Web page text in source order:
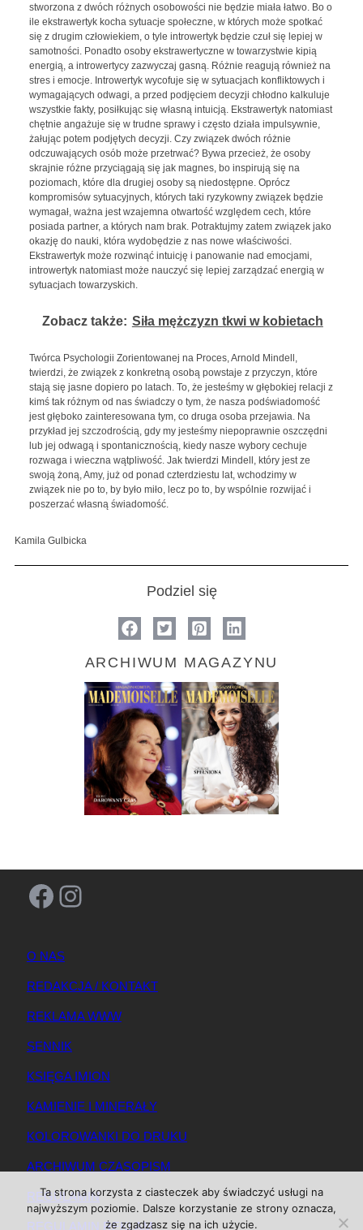
stworzona z dwóch różnych osobowości nie będzie miała łatwo. Bo o
ile ekstrawertyk kocha sytuacje społeczne, w których może spotkać
się z drugim człowiekiem, o tyle introwertyk będzie czuł się lepiej w
samotności. Ponadto osoby ekstrawertyczne w towarzystwie kipią
energią, a introwertycy zazwyczaj gasną. Różnie reagują również na
stres i emocje. Introwertyk wycofuje się w sytuacjach konfliktowych i
wymagających odwagi, a przed podjęciem decyzji chłodno kalkuluje
wszystkie fakty, posiłkując się własną intuicją. Ekstrawertyk natomiast
chętnie angażuje się w trudne sprawy i często działa impulsywnie,
żałując potem podjętych decyzji. Czy związek dwóch różnie
odczuwających osób może przetrwać? Bywa przecież, że osoby
skrajnie różne przyciągają się jak magnes, bo inspirują się na
poziomach, które dla drugiej osoby są niedostępne. Oprócz
kompromisów sytuacyjnych, których taki ryzykowny związek będzie
wymagał, ważna jest wzajemna otwartość względem cech, które
posiada partner, a których nam brak. Potraktujmy zatem związek jako
okazję do nauki, która wydobędzie z nas nowe właściwości.
Ekstrawertyk może rozwinąć intuicję i panowanie nad emocjami,
introwertyk natomiast może nauczyć się lepiej zarządzać energią w
sytuacjach towarzyskich.
Zobacz także: Siła mężczyzn tkwi w kobietach
Twórca Psychologii Zorientowanej na Proces, Arnold Mindell,
twierdzi, że związek z konkretną osobą powstaje z przyczyn, które
stają się jasne dopiero po latach. To, że jesteśmy w głębokiej relacji z
kimś tak różnym od nas świadczy o tym, że nasza podświadomość
jest głęboko zainteresowana tym, co druga osoba przejawia. Na
przykład jej szczodrością, gdy my jesteśmy niepoprawnie oszczędni
lub jej odwagą i spontanicznością, kiedy nasze wybory cechuje
rozwaga i wieczna wątpliwość. Jak twierdzi Mindell, który jest ze
swoją żoną, Amy, już od ponad czterdziestu lat, wchodzimy w
związek nie po to, by było miło, lecz po to, by wspólnie rozwijać i
poszerzać własną świadomość.
Kamila Gulbicka
Podziel się
ARCHIWUM MAGAZYNU
Facebook Instagram
O NAS
REDAKCJA / KONTAKT
REKLAMA WWW
SENNIK
KSIĘGA IMION
KAMIENIE I MINERAŁY
KOLOROWANKI DO DRUKU
ARCHIWUM CZASOPISM
REGULAMIN
REGULAMIN REKLAM
Ta strona korzysta z ciasteczek aby świadczyć usługi na
najwyższym poziomie. Dalsze korzystanie ze strony oznacza,
że zgadzasz się na ich użycie.